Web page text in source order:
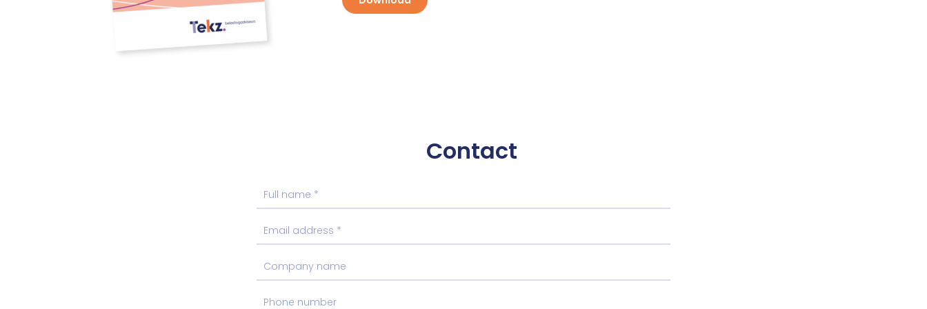
Contact